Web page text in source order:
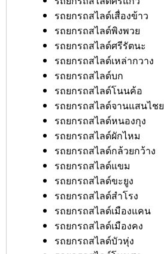
รถยกรถสไลด์เสื่องข้าว
รถยกรถสไลด์พิงพวย
รถยกรถสไลด์ศรีรัตนะ
รถยกรถสไลด์เหล่ากวาง
รถยกรถสไลด์บก
รถยกรถสไลด์โนนค้อ
รถยกรถสไลด์จานแสนไชย
รถยกรถสไลด์หนองกุง
รถยกรถสไลด์ผักไหม
รถยกรถสไลด์กล้วยกว้าง
รถยกรถสไลด์แขม
รถยกรถสไลด์ขะยูง
รถยกรถสไลด์สำโรง
รถยกรถสไลด์เมืองแคน
รถยกรถสไลด์เมืองคง
รถยกรถสไลด์บัวหุ่ง